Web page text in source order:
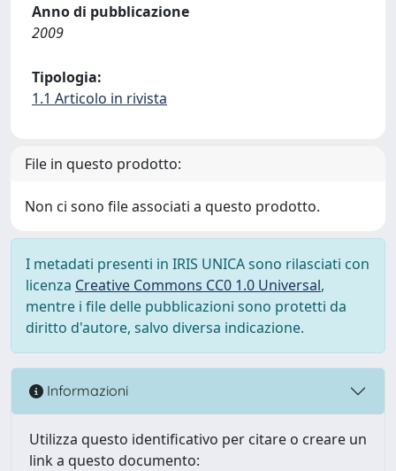
Anno di pubblicazione
2009
Tipologia:
1.1 Articolo in rivista
File in questo prodotto:
Non ci sono file associati a questo prodotto.
I metadati presenti in IRIS UNICA sono rilasciati con
licenza Creative Commons CC0 1.0 Universal,
mentre i file delle pubblicazioni sono protetti da
diritto d'autore, salvo diversa indicazione.
Informazioni
Utilizza questo identificativo per citare o creare un
link a questo documento: